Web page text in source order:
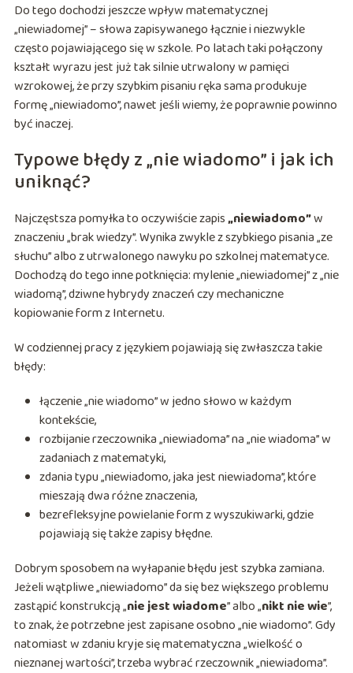
Do tego dochodzi jeszcze wpływ matematycznej
„niewiadomej” – słowa zapisywanego łącznie i niezwykle
często pojawiającego się w szkole. Po latach taki połączony
kształt wyrazu jest już tak silnie utrwalony w pamięci
wzrokowej, że przy szybkim pisaniu ręka sama produkuje
formę „niewiadomo”, nawet jeśli wiemy, że poprawnie powinno
być inaczej.
Typowe błędy z „nie wiadomo” i jak ich
uniknąć?
Najczęstsza pomyłka to oczywiście zapis„niewiadomo”w
znaczeniu „brak wiedzy”. Wynika zwykle z szybkiego pisania „ze
słuchu” albo z utrwalonego nawyku po szkolnej matematyce.
Dochodzą do tego inne potknięcia: mylenie „niewiadomej” z „nie
wiadomą”, dziwne hybrydy znaczeń czy mechaniczne
kopiowanie form z Internetu.
W codziennej pracy z językiem pojawiają się zwłaszcza takie
błędy:
łączenie „nie wiadomo” w jedno słowo w każdym
kontekście,
rozbijanie rzeczownika „niewiadoma” na „nie wiadoma” w
zadaniach z matematyki,
zdania typu „niewiadomo, jaka jest niewiadoma”, które
mieszają dwa różne znaczenia,
bezrefleksyjne powielanie form z wyszukiwarki, gdzie
pojawiają się także zapisy błędne.
Dobrym sposobem na wyłapanie błędu jest szybka zamiana.
Jeżeli wątpliwe „niewiadomo” da się bez większego problemu
zastąpić konstrukcją „nie jest wiadome” albo „nikt nie wie”,
to znak, że potrzebne jest zapisane osobno „nie wiadomo”. Gdy
natomiast w zdaniu kryje się matematyczna „wielkość o
nieznanej wartości”, trzeba wybrać rzeczownik „niewiadoma”.